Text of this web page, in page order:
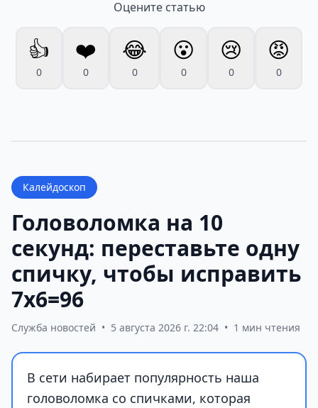
Оцените статью
👍
0
❤️
0
😂
0
😮
0
😢
0
😡
0
Калейдоскоп
Головоломка на 10
секунд: переставьте одну
спичку, чтобы исправить
7х6=96
Служба новостей • 5 августа 2026 г. 22:04 • 1 мин чтения
В сети набирает популярность наша
головоломка со спичками, которая